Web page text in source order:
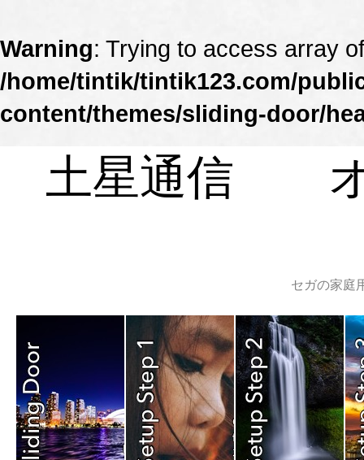
Warning: Trying to access array
/home/tintik/tintik123.com/
content/themes/sliding-door/
土星通信 オ
セガの家庭